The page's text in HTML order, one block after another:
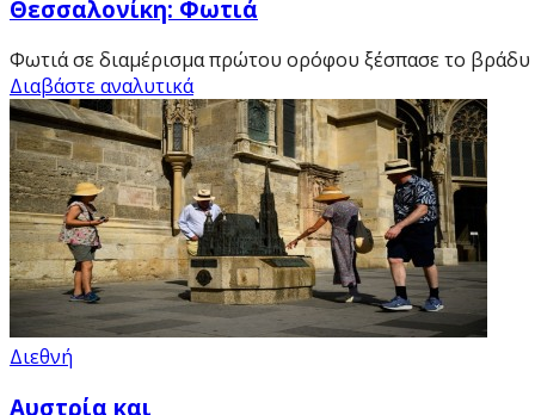
Θεσσαλονίκη: Φωτιά
Φωτιά σε διαμέρισμα πρώτου ορόφου ξέσπασε το βράδυ
Διαβάστε αναλυτικά
Διεθνή
Αυστρία και